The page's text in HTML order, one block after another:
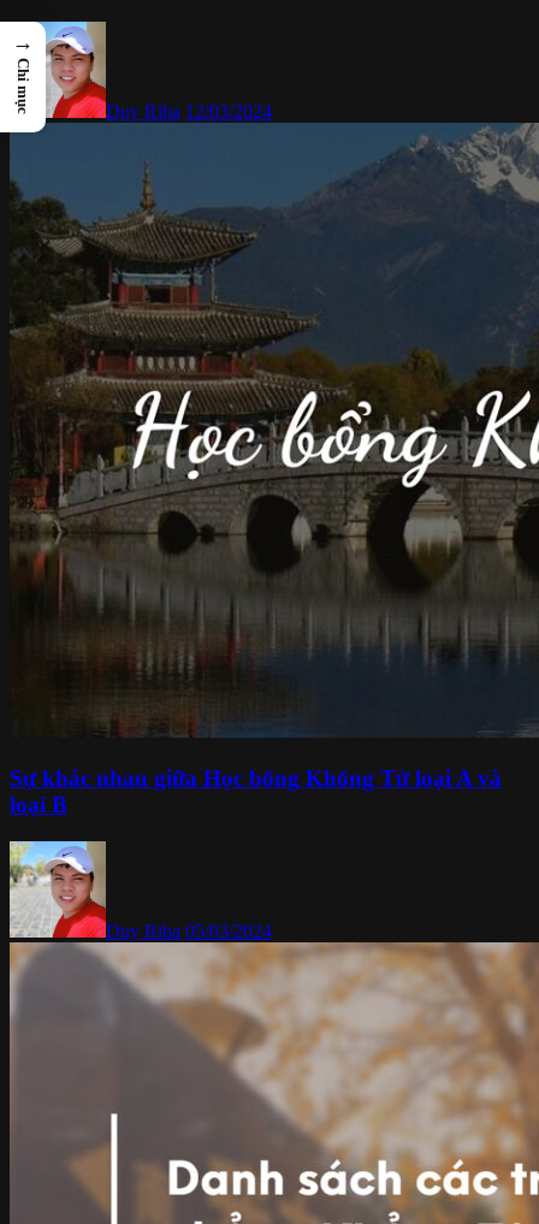
Duy Riba 12/03/2024
Sự khác nhau giữa Học bổng Khổng Tử loại A và
loại B
Duy Riba 05/03/2024
→
Chỉ mục